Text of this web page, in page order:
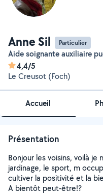
Anne Sil Particulier
Aide soignante auxiliaire
4,4/5
Le Creusot (Foch)
Accueil
Présentation
Bonjour les voisins, voilà
jardinage, le sport, m
cultiver la positivité et la
A bientôt peut-être!?